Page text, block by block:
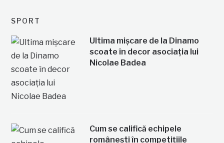
SPORT
Ultima mișcare de la Dinamo
scoate în decor asociația lui
Nicolae Badea
Cum se califică echipele
românești în competițiile